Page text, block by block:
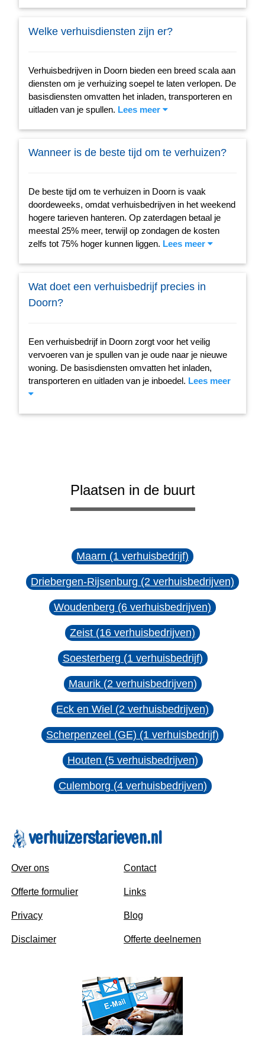
Welke verhuisdiensten zijn er?
Verhuisbedrijven in Doorn bieden een breed scala aan
diensten om je verhuizing soepel te laten verlopen. De
basisdiensten omvatten het inladen, transporteren en
uitladen van je spullen. Lees meer
Wanneer is de beste tijd om te verhuizen?
De beste tijd om te verhuizen in Doorn is vaak
doordeweeks, omdat verhuisbedrijven in het weekend
hogere tarieven hanteren. Op zaterdagen betaal je
meestal 25% meer, terwijl op zondagen de kosten
zelfs tot 75% hoger kunnen liggen. Lees meer
Wat doet een verhuisbedrijf precies in
Doorn?
Een verhuisbedrijf in Doorn zorgt voor het veilig
vervoeren van je spullen van je oude naar je nieuwe
woning. De basisdiensten omvatten het inladen,
transporteren en uitladen van je inboedel. Lees meer
Plaatsen in de buurt
Maarn (1 verhuisbedrijf)
Driebergen-Rijsenburg (2 verhuisbedrijven)
Woudenberg (6 verhuisbedrijven)
Zeist (16 verhuisbedrijven)
Soesterberg (1 verhuisbedrijf)
Maurik (2 verhuisbedrijven)
Eck en Wiel (2 verhuisbedrijven)
Scherpenzeel (GE) (1 verhuisbedrijf)
Houten (5 verhuisbedrijven)
Culemborg (4 verhuisbedrijven)
Over ons
Offerte formulier
Privacy
Disclaimer
Contact
Links
Blog
Offerte deelnemen